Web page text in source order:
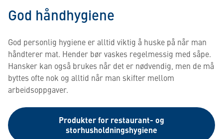
God håndhygiene
God personlig hygiene er alltid viktig å huske på når man
håndterer mat. Hender bør vaskes regelmessig med såpe.
Hansker kan også brukes når det er nødvendig, men de må
byttes ofte nok og alltid når man skifter mellom
arbeidsoppgaver.
Produkter for restaurant- og
storhusholdningshygiene